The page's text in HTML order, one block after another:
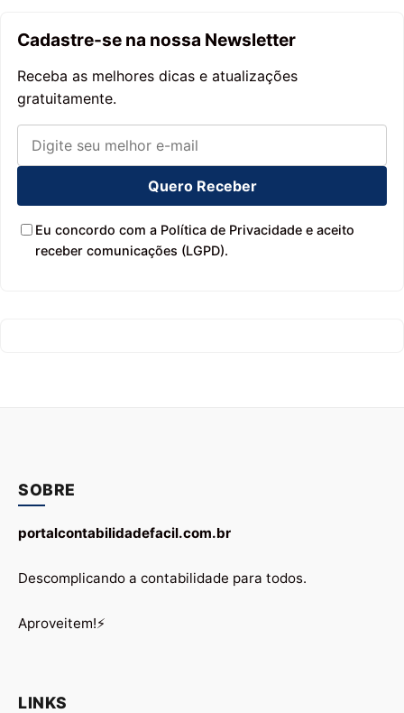
Cadastre-se na nossa Newsletter
Receba as melhores dicas e atualizações
gratuitamente.
Quero Receber
Eu concordo com a Política de Privacidade e aceito
receber comunicações (LGPD).
SOBRE
portalcontabilidadefacil.com.br
Descomplicando a contabilidade para todos.
Aproveitem!⚡
LINKS